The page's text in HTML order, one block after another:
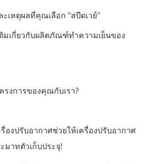
ะเหตุผลที่คุณเลือก "สปีดเวย์"
มเกี่ยวกับผลิตภัณฑ์ทำความเย็นของ
รงการของคุณกับเรา?
องปรับอากาศช่วยให้เครื่องปรับอากาศ
มาทตัวเก็บประจุ!